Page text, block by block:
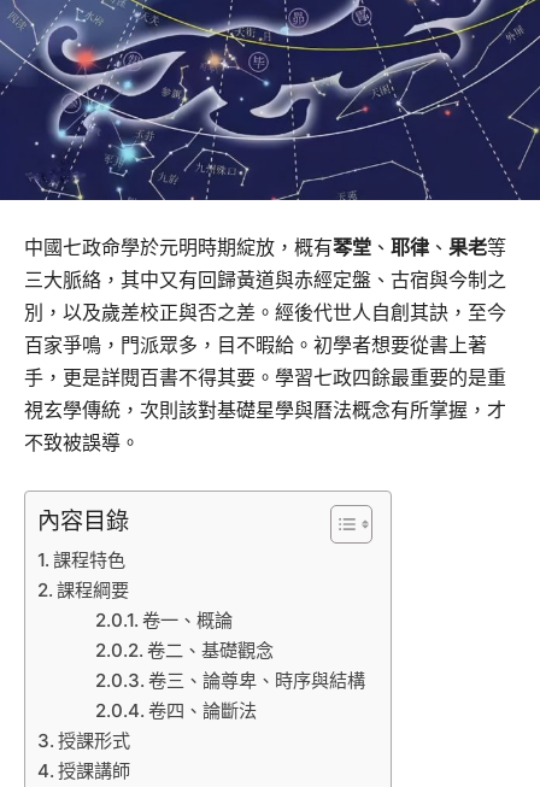
中國七政命學於元明時期綻放，概有琴堂 、 耶律 、 果老等
三大脈絡，其中又有回歸黃道與赤經定盤、古宿與今制之
別，以及歲差校正與否之差。經後代世人自創其訣，至今
百家爭鳴，門派眾多，目不暇給。初學者想要從書上著
手，更是詳閱百書不得其要。學習七政四餘最重要的是重
視玄學傳統，次則該對基礎星學與曆法概念有所掌握，才
不致被誤導。
內容目錄
課程特色
課程綱要
卷一、概論
卷二、基礎觀念
卷三、論尊卑、時序與結構
卷四、論斷法
授課形式
授課講師